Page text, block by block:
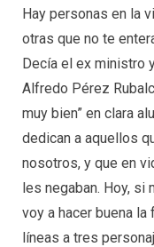
Hay personas en la
otras que no te
Decía el ex ministro
Alfredo Pérez
muy bien” en clara
dedican a aquellos
nosotros, y que en
les negaban. Hoy,
voy a hacer buena
líneas a tres